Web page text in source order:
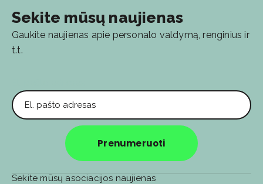
Sekite mūsų naujienas
Gaukite naujienas apie personalo valdymą, renginius ir
t.t.
Prenumeruoti
Sekite mūsų asociacijos naujienas